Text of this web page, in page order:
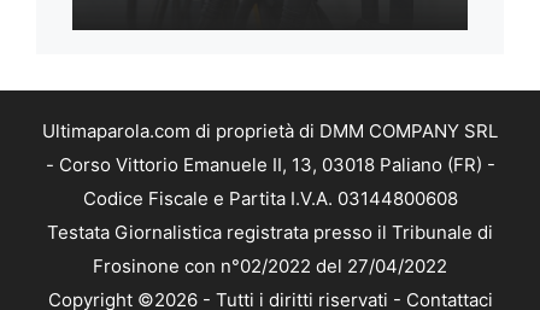
Ultimaparola.com di proprietà di DMM COMPANY SRL
- Corso Vittorio Emanuele II, 13, 03018 Paliano (FR) -
Codice Fiscale e Partita I.V.A. 03144800608
Testata Giornalistica registrata presso il Tribunale di
Frosinone con n°02/2022 del 27/04/2022
Copyright ©2026 - Tutti i diritti riservati - Contattaci